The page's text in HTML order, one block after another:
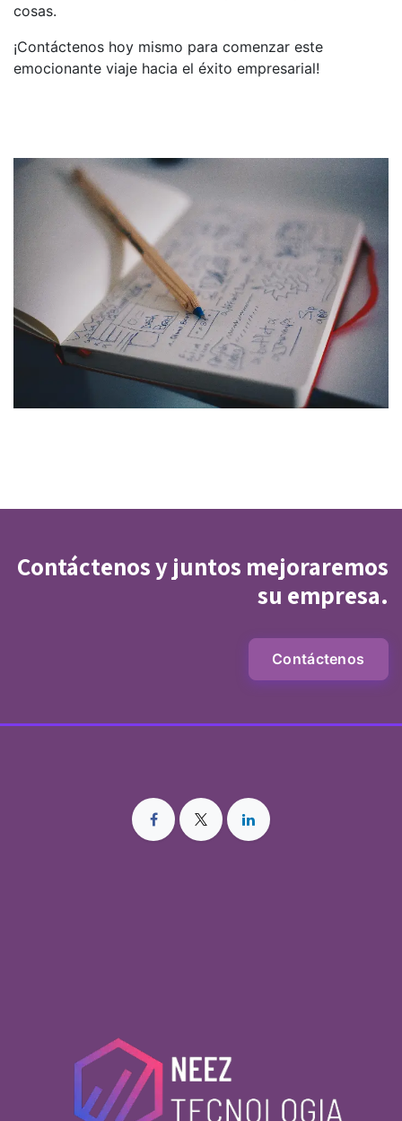
cosas.
¡Contáctenos hoy mismo para comenzar este
emocionante viaje hacia el éxito empresarial!
Contáctenos y juntos mejoraremos
su empresa.
Contáctenos